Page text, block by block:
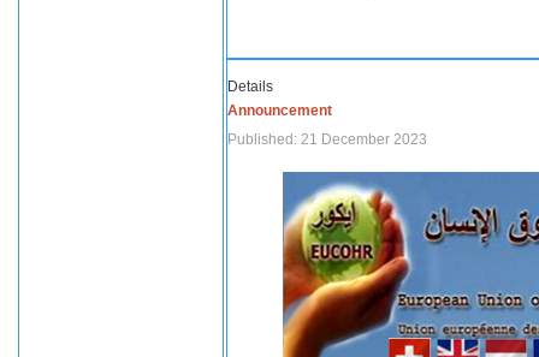
Details
Announcement
Published: 21 December 2023